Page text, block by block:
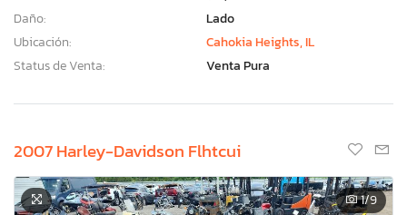
Daño:
Lado
Ubicación:
Cahokia Heights, IL
Status de Venta:
Venta Pura
2007 Harley-Davidson Flhtcui
1/9